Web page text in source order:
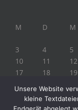
M
D M
3
4 5
10
11 12
17
18 19
« Juli
Unsere Website
kleine